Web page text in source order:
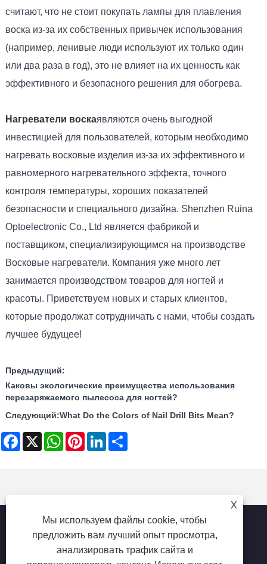
считают, что не стоит покупать лампы для плавления
воска из-за их собственных привычек использования
(например, ленивые люди используют их только один
или два раза в год), это не влияет на их ценность как
эффективного и безопасного решения для обогрева.
Нагреватели воскаявляются очень выгодной
инвестицией для пользователей, которым необходимо
нагревать восковые изделия из-за их эффективного и
равномерного нагревательного эффекта, точного
контроля температуры, хороших показателей
безопасности и специального дизайна. Shenzhen Ruina
Optoelectronic Co., Ltd является фабрикой и
поставщиком, специализирующимся на производстве
Восковые нагреватели. Компания уже много лет
занимается производством товаров для ногтей и
красоты. Приветствуем новых и старых клиентов,
которые продолжат сотрудничать с нами, чтобы создать
лучшее будущее!
Предыдущий:
Каковы экологические преимущества использования
перезаряжаемого пылесоса для ногтей?
Следующий:What Do the Colors of Nail Drill Bits Mean?
Facebook
X WhatsAppPinterestLinkedIn
X
Мы используем файлы cookie, чтобы
предложить вам лучший опыт просмотра,
анализировать трафик сайта и
Copyright © 2025 Shenzhen Ruina Optoelectronic Co., Ltd -